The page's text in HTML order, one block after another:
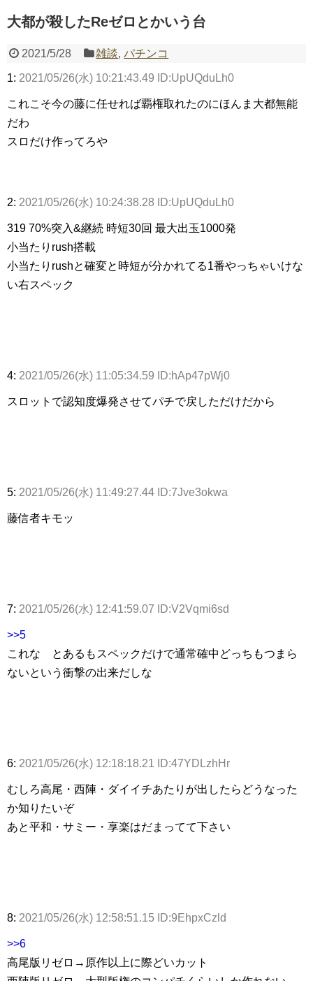
AngelBeats!とかいうクソアニメの思い出ｗｗｗ
大都が殺したReゼロとかいう台
2021/5/28 雑談,パチンコ
1: 2021/05/26(水) 10:21:43.49 ID:UpUQduLh0
これこそ今の藤に任せれば覇権取れたのにほんま大都無能
だわ
スロだけ作ってろや
2: 2021/05/26(水) 10:24:38.28 ID:UpUQduLh0
319 70%突入&継続 時短30回 最大出玉1000発
小当たりrush搭載
小当たりrushと確変と時短が分かれてる1番やっちゃいけな
い右スペック
4: 2021/05/26(水) 11:05:34.59 ID:hAp47pWj0
スロットで認知度爆発させてパチで戻しただけだから
5: 2021/05/26(水) 11:49:27.44 ID:7Jve3okwa
藤信者キモッ
7: 2021/05/26(水) 12:41:59.07 ID:V2Vqmi6sd
>>5
これな とあるもスペックだけで通常確中どっちもつまら
ないという衝撃の出来だしな
6: 2021/05/26(水) 12:18:18.21 ID:47YDLzhHr
むしろ高尾・西陣・ダイイチあたりが出したらどうなった
か知りたいぞ
あと平和・サミー・享楽はだまってて下さい
8: 2021/05/26(水) 12:58:51.15 ID:9EhpxCzld
>>6
高尾版リゼロ→原作以上に際どいカット